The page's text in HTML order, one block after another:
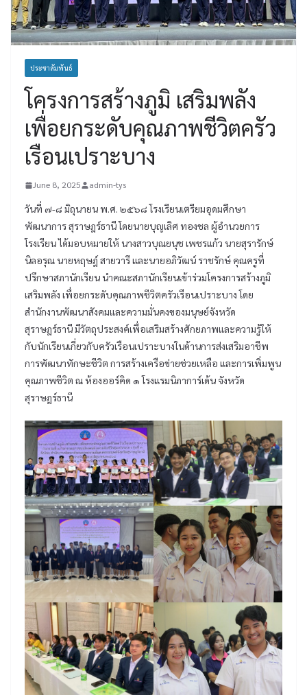
ประชาสัมพันธ์
โครงการสร้างภูมิ เสริมพลัง
เพื่อยกระดับคุณภาพชีวิตครัว
เรือนเปราะบาง
June 8, 2025 admin-tys
วันที่ ๗-๘ มิถุนายน พ.ศ. ๒๕๖๘ โรงเรียนเตรียมอุดมศึกษา
พัฒนาการ สุราษฎร์ธานี โดยนายบุญเลิศ ทองชล ผู้อำนวยการ
โรงเรียน ได้มอบหมายให้ นางสาวบุณยนุช เพชรแก้ว นายสุรารักษ์
นิลอรุณ นายหฤษฎ์ สายวารี และนายอภิวัฒน์ ราชรักษ์ คุณครูที่
ปรึกษาสภานักเรียน นำคณะสภานักเรียนเข้าร่วมโครงการสร้างภูมิ
เสริมพลัง เพื่อยกระดับคุณภาพชีวิตครัวเรือนเปราะบาง โดย
สำนักงานพัฒนาสังคมและความมั่นคงของมนุษย์จังหวัด
สุราษฎร์ธานี มีวัตถุประสงค์เพื่อเสริมสร้างศักยภาพและความรู้ให้
กับนักเรียนเกี่ยวกับครัวเรือนเปราะบางในด้านการส่งเสริมอาชีพ
การพัฒนาทักษะชีวิต การสร้างเครือข่ายช่วยเหลือ และการเพิ่มพูน
คุณภาพชีวิต ณ ห้องออร์คิด ๑ โรงแรมนิภาการ์เด้น จังหวัด
สุราษฎร์ธานี